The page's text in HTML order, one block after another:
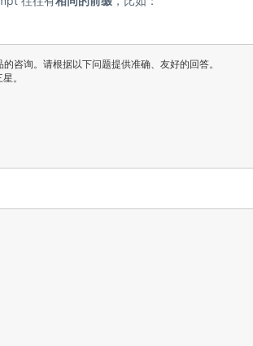
咨询。请根据以下问题提供准确、友好的回答。
。